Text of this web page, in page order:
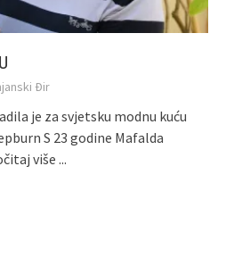
Đir
je za svjetsku modnu kuću
S 23 godine Mafalda
više ...